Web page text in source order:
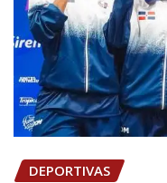
DEPORTIVAS